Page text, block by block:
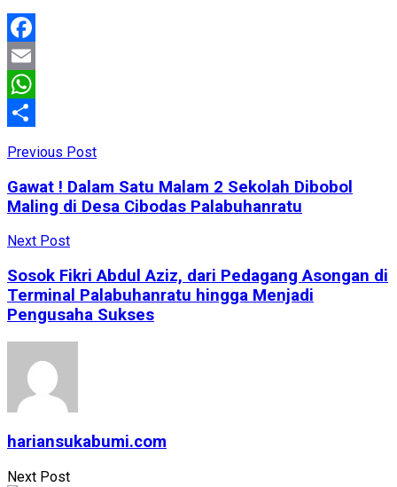
Facebook
Email
WhatsApp
Previous Post
Gawat ! Dalam Satu Malam 2 Sekolah Dibobol
Maling di Desa Cibodas Palabuhanratu
Next Post
Sosok Fikri Abdul Aziz, dari Pedagang Asongan di
Terminal Palabuhanratu hingga Menjadi
Pengusaha Sukses
hariansukabumi.com
Next Post